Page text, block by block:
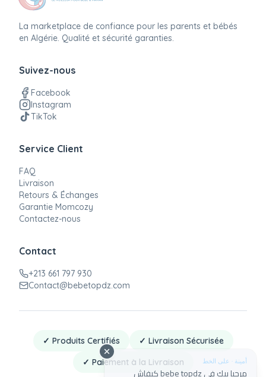
أمينة · على الخط
مرحبا بيك في bebe topdz كيفاش
La marketplace de confiance pour les parents et bébés
en Algérie. Qualité et sécurité garanties.
Suivez-nous
Facebook
Instagram
TikTok
Service Client
FAQ
Livraison
Retours & Échanges
Garantie Momcozy
Contactez-nous
Contact
+213 661 797 930
Contact@bebetopdz.com
✓ Produits Certifiés
✓ Livraison Sécurisée
✓ Paiement à la Livraison